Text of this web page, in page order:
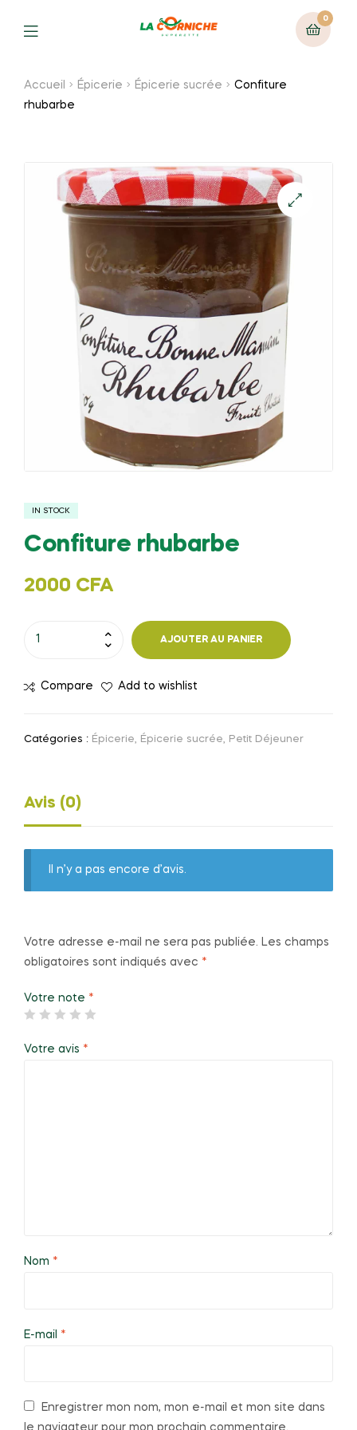
0
Menu
Accueil Épicerie Épicerie sucrée
Confiture
rhubarbe
IN STOCK
Confiture rhubarbe
2000 CFA
rhubarbe
AJOUTER AU PANIER
Compare Add to wishlist
Catégories : Épicerie, Épicerie sucrée, Petit Déjeuner
Avis (0)
Il n’y a pas encore d’avis.
Votre adresse e-mail ne sera pas publiée. Les champs
obligatoires sont indiqués avec *
Votre note *
Votre avis *
Nom *
E-mail *
Enregistrer mon nom, mon e-mail et mon site dans
le navigateur pour mon prochain commentaire.